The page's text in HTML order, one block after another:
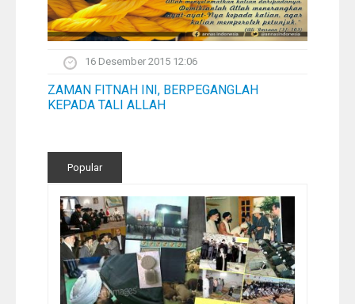
16 Desember 2015 12:06
ZAMAN FITNAH INI, BERPEGANGLAH
KEPADA TALI ALLAH
Popular